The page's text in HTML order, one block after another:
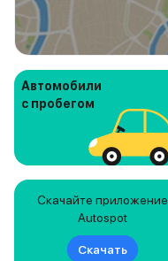
Автомобили
с пробегом
Скачайте приложение
Autospot
Скачать